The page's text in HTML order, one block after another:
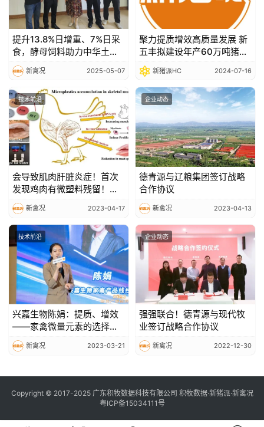
提升13.8%日增重、7%日采
食，酵母饲料助力中华土鸡
提质增效
新禽况 2025-05-07
聚力提质增效高质量发展 新
五丰拟建设年产60万吨猪料
新质工厂
新猪派HC 2024-07-16
技术前沿
会导致肌肉肝脏炎症！首次
发现鸡肉有微塑料残留！元
凶竟是…
新禽况 2023-04-17
企业动态
德青源与辽粮集团签订战略
合作协议
新禽况 2023-04-13
技术前沿
兴嘉生物陈娟：提质、增效
——家禽微量元素的选择与
应用【2023国鸡产业高峰论
坛】新禽况 2023-03-21
企业动态
强强联合！德青源与现代牧
业签订战略合作协议
新禽况 2022-12-30
Copyright © 2017-2025 广东积牧数据科技有限公司 积牧数据·新猪派·新禽况
粤ICP备15034111号